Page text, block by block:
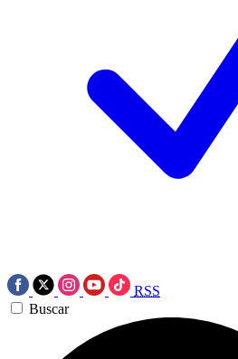
RSS
Buscar